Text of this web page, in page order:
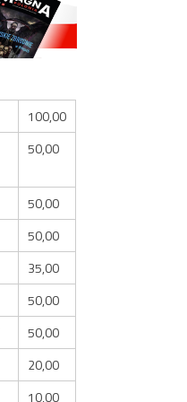
100,00
50,00
50,00
50,00
35,00
50,00
50,00
20,00
10,00